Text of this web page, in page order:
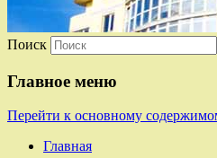
Поиск
Главное меню
Перейти к основному
Главная